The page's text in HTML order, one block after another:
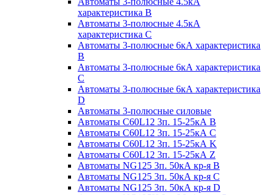
характеристика В
Автоматы 3-полюсные 4.5кА
характеристика С
Автоматы 3-полюсные 6кА характеристика
B
Автоматы 3-полюсные 6кА характеристика
C
Автоматы 3-полюсные 6кА характеристика
D
Автоматы 3-полюсные силовые
Автоматы C60L12 3п. 15-25кА B
Автоматы C60L12 3п. 15-25кА C
Автоматы C60L12 3п. 15-25кА K
Автоматы C60L12 3п. 15-25кА Z
Автоматы NG125 3п. 50кА кр-я B
Автоматы NG125 3п. 50кА кр-я C
Автоматы NG125 3п. 50кА кр-я D